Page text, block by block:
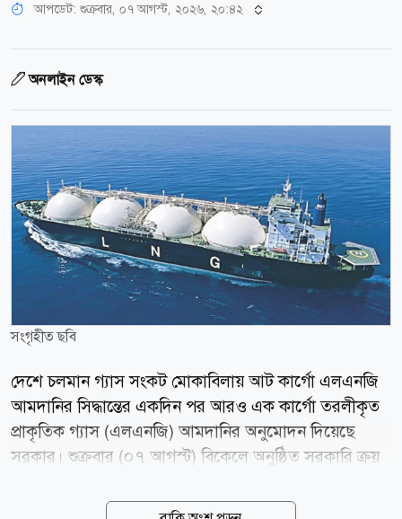
আপডেট: শুক্রবার, ০৭ আগস্ট, ২০২৬, ২০:৪২
অনলাইন ডেস্ক
সংগৃহীত ছবি
দেশে চলমান গ্যাস সংকট মোকাবিলায় আট কার্গো এলএনজি
আমদানির সিদ্ধান্তের একদিন পর আরও এক কার্গো তরলীকৃত
প্রাকৃতিক গ্যাস (এলএনজি) আমদানির অনুমোদন দিয়েছে
সরকার। শুক্রবার (০৭ আগস্ট) বিকেলে অনুষ্ঠিত সরকারি ক্রয়
হয়। বৈঠকে সভাপতিত্ব করেন অর্থ ও পরিকল্পনামন্ত্রী আমির